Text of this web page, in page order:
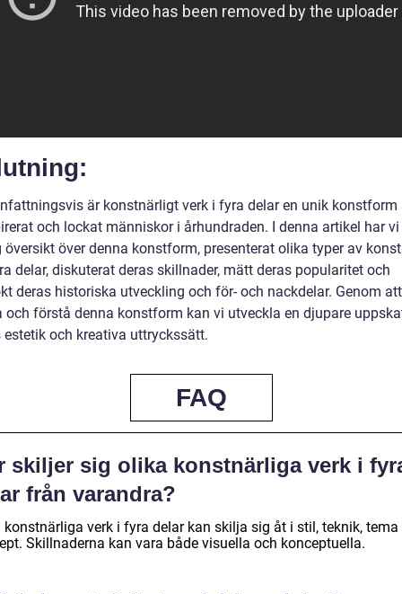
är konstnärligt verk i fyra delar en unik konstform
och lockat människor i århundraden. I denna artikel har
översikt över denna konstform, presenterat olika typer av
delar, diskuterat deras skillnader, mätt deras popularitet och
deras historiska utveckling och för- och nackdelar. Genom att
och förstå denna konstform kan vi utveckla en djupare
estetik och kreativa uttryckssätt.
FAQ
skiljer sig olika konstnärliga verk i
från varandra?
konstnärliga verk i fyra delar kan skilja sig åt i stil, teknik, tema
Skillnaderna kan vara både visuella och konceptuella.